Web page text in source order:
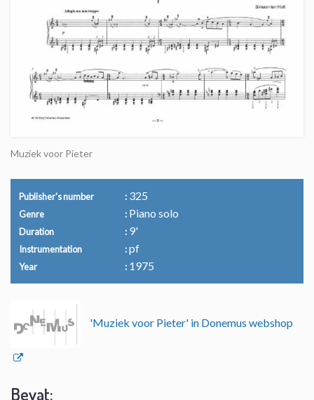
Muziek voor Pieter
Publisher's number 325
Genre Piano solo
Duration 9'
Instrumentation pf
Year 1975
'Muziek voor Pieter' in Donemus webshop
Bevat: